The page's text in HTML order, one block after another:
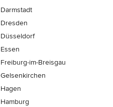
Darmstadt
Dresden
Düsseldorf
Essen
Freiburg-im-Breisgau
Gelsenkirchen
Hagen
Hamburg